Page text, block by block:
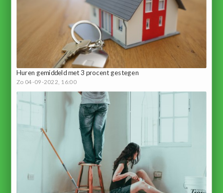
Huren gemiddeld met 3 procent gestegen
Zo 04-09-2022, 16:00